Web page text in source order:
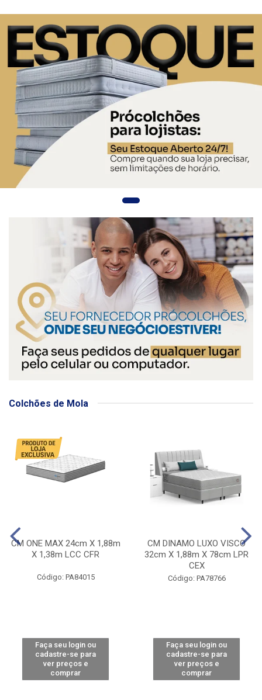
Colchões de Mola
CM ONE MAX 24cm X 1,88m
X 1,38m LCC CFR
Código: PA84015
Faça seu login ou
cadastre-se para
ver preços e
comprar
CM DINAMO LUXO VISCO
32cm X 1,88m X 78cm LPR
CEX
Código: PA78766
Faça seu login ou
cadastre-se para
ver preços e
comprar